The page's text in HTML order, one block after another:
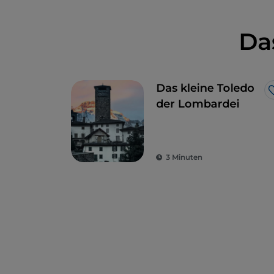
Das kleine Toledo
der Lombardei
3 Minuten